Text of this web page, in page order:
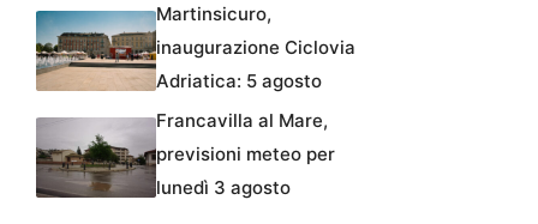
Martinsicuro,
inaugurazione Ciclovia
Adriatica: 5 agosto
Francavilla al Mare,
previsioni meteo per
lunedì 3 agosto